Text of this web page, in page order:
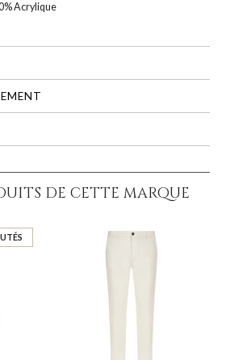
Acrylique
DE CETTE MARQUE